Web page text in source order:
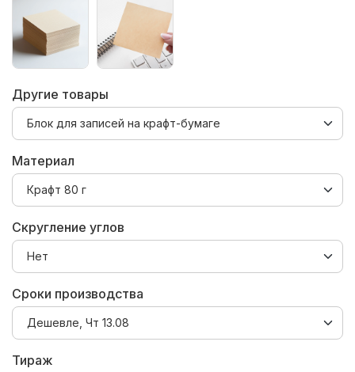
Другие товары
Материал
Скругление углов
Сроки производства
Тираж